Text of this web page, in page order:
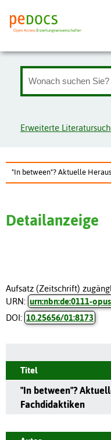
Erweiterte
"In between"? Aktuelle
Detailanzeige
Aufsatz (Zeitschrift)
URN: urn:nbn:de:0111-
DOI: 10.25656/01:8173
Titel
"In between"?
Fachdidaktiken